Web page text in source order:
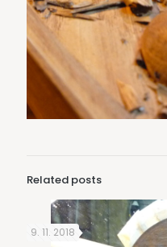
Related posts
9. 11. 2018